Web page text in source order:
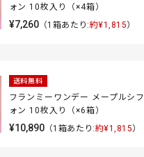
ォン 10枚入り（×4箱）
¥7,260（1箱あたり:約¥1,815）
送料無料
フランミーワンデー メープルシフ
ォン 10枚入り（×6箱）
¥10,890（1箱あたり:約¥1,815）